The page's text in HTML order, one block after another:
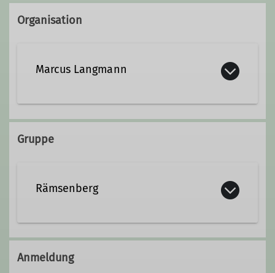
Organisation
Marcus Langmann
01607981730
Qualifikationen
Gruppe
Rämsenberg
Anmeldung